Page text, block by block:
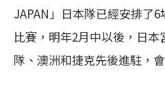
JAPAN」日本隊已經安排了
比賽，明年2月中以後，日
隊、澳洲和捷克先後進駐，